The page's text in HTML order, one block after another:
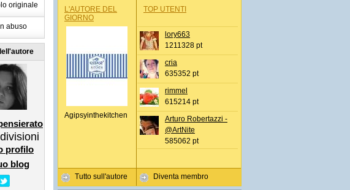
originale
abuso
profilo
blog
L'AUTORE DEL
GIORNO
Agipsyinthekitchen
Tutto sull'autore
TOP UTENTI
lory663
1211328 pt
cria
635352 pt
rimmel
615214 pt
Arturo Robertazzi -
@ArtNite
585062 pt
Diventa membro